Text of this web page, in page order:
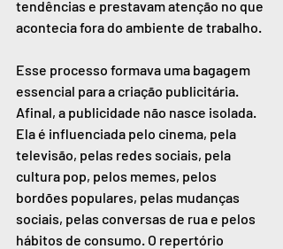
tendências e prestavam atenção no que
acontecia fora do ambiente de trabalho.
Esse processo formava uma bagagem
essencial para a criação publicitária.
Afinal, a publicidade não nasce isolada.
Ela é influenciada pelo cinema, pela
televisão, pelas redes sociais, pela
cultura pop, pelos memes, pelos
bordões populares, pelas mudanças
sociais, pelas conversas de rua e pelos
hábitos de consumo. O repertório